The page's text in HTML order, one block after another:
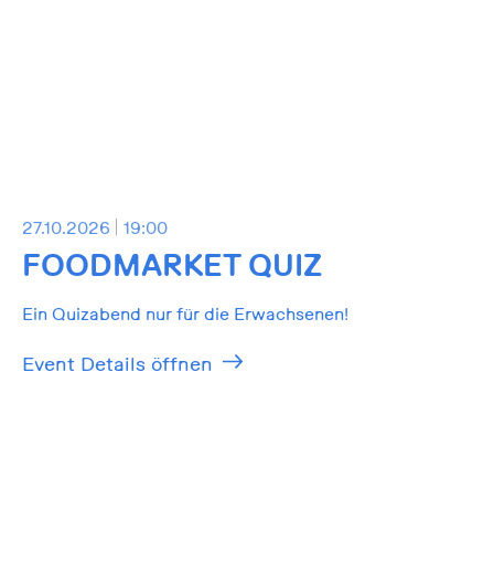
27.10.2026 19:00
FOODMARKET QUIZ
Ein Quizabend nur für die Erwachsenen!
Event Details öffnen